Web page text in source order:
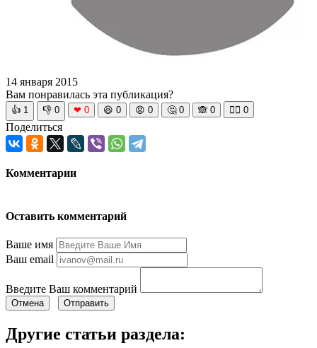
14 января 2015
Вам понравилась эта публикация?
👍 1 👎 0 ❤ 0 😆 0 😡 0 🤔 0 🙈 0 🧘‍♀️ 0
Поделиться
Комментарии
Оставить комментарий
Ваше имя
Ваш email
Введите Ваш комментарий
Отмена Отправить
Другие статьи раздела: